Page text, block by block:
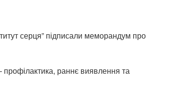
серця” підписали меморандум про
профілактика, раннє виявлення та